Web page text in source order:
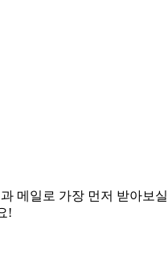
메일로 가장 먼저 받아보
!